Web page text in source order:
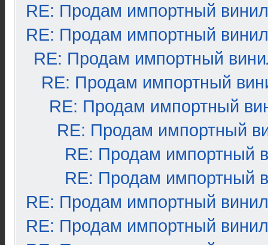
RE: Продам импортный винил
RE: Продам импортный винил
RE: Продам импортный
RE: Продам импортный
RE: Продам импортный
RE: Продам импортный
RE: Продам импортный
RE: Продам импортный
RE: Продам импортный винил
RE: Продам импортный винил